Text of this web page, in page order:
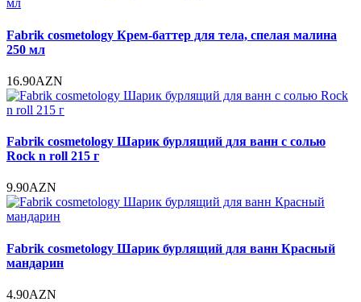
Fabrik cosmetology Крем-баттер для тела, спелая малина
250 мл
16.90AZN
Fabrik cosmetology Шарик бурлящий для ванн с солью
Rock n roll 215 г
9.90AZN
Fabrik cosmetology Шарик бурлящий для ванн Красный
мандарин
4.90AZN